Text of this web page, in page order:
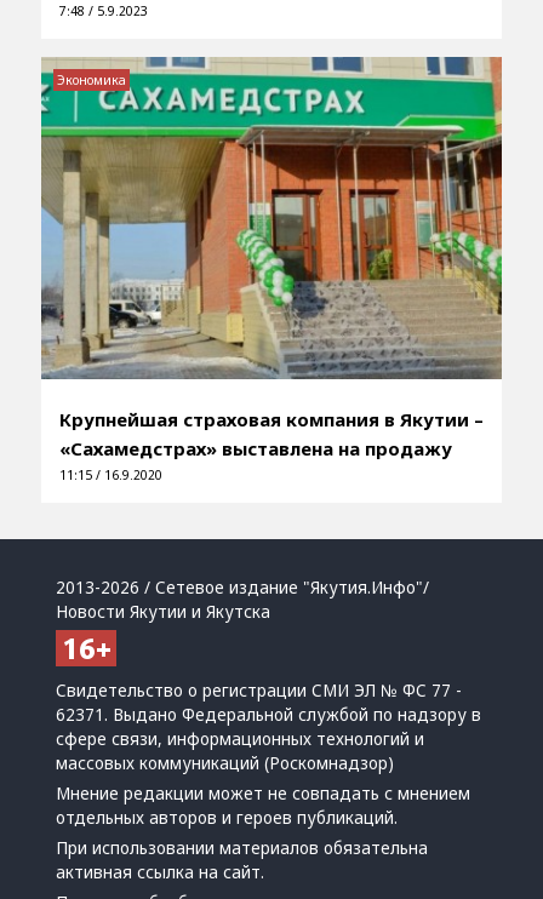
7:48 / 5.9.2023
Крупнейшая страховая компания в Якутии –
«Сахамедстрах» выставлена на продажу
11:15 / 16.9.2020
Экономика
2013-2026 / Сетевое издание "Якутия.Инфо"/
Новости Якутии и Якутска
Свидетельство о регистрации СМИ ЭЛ № ФС 77 -
62371. Выдано Федеральной службой по надзору в
сфере связи, информационных технологий и
массовых коммуникаций (Роскомнадзор)
Мнение редакции может не совпадать с мнением
отдельных авторов и героев публикаций.
При использовании материалов обязательна
активная ссылка на сайт.